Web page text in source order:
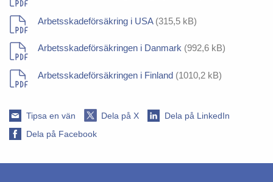
Arbetsskadeförsäkring i USA(315,5 kB)
Arbetsskadeförsäkringen i Danmark (992,6 kB)
Arbetsskadeförsäkringen i Finland (1010,2 kB)
Tipsa en vän Dela på X
Dela på LinkedIn
Dela på Facebook